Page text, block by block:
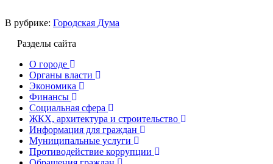
В рубрике: Городская Дума
Разделы сайта
О городе
Органы власти
Экономика
Финансы
Социальная сфера
ЖКХ, архитектура и строительство
Информация для граждан
Муниципальные услуги
Противодействие коррупции